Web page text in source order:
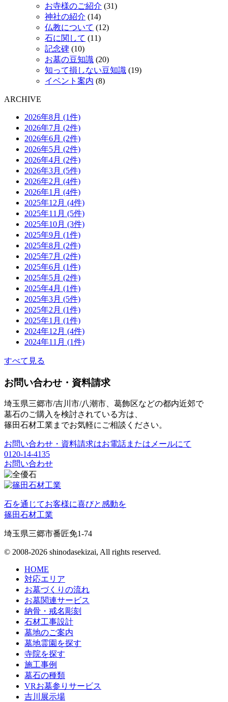
お寺様のご紹介 (31)
神社の紹介 (14)
仏教について (12)
石に関して (11)
記念碑 (10)
お墓の豆知識 (20)
知って損しない豆知識 (19)
イベント案内 (8)
ARCHIVE
2026年8月 (1件)
2026年7月 (2件)
2026年6月 (2件)
2026年5月 (2件)
2026年4月 (2件)
2026年3月 (5件)
2026年2月 (4件)
2026年1月 (4件)
2025年12月 (4件)
2025年11月 (5件)
2025年10月 (3件)
2025年9月 (1件)
2025年8月 (2件)
2025年7月 (2件)
2025年6月 (1件)
2025年5月 (2件)
2025年4月 (1件)
2025年3月 (5件)
2025年2月 (1件)
2025年1月 (1件)
2024年12月 (4件)
2024年11月 (1件)
すべて見る
お問い合わせ・資料請求
埼玉県三郷市/吉川市/八潮市、葛飾区などの都内近郊で
墓石のご購入を検討されている方は、
篠田石材工業までお気軽にご相談ください。
お問い合わせ・資料請求はお電話またはメールにて
0120-14-4135
お問い合わせ
石を通じてお客様に喜びと感動を
篠田石材工業
埼玉県三郷市番匠免1-74
© 2008-2026 shinodasekizai, All rights reserved.
HOME
対応エリア
お墓づくりの流れ
お墓関連サービス
納骨・戒名彫刻
石材工事設計
墓地のご案内
墓地霊園を探す
寺院を探す
施工事例
墓石の種類
VRお墓参りサービス
吉川展示場